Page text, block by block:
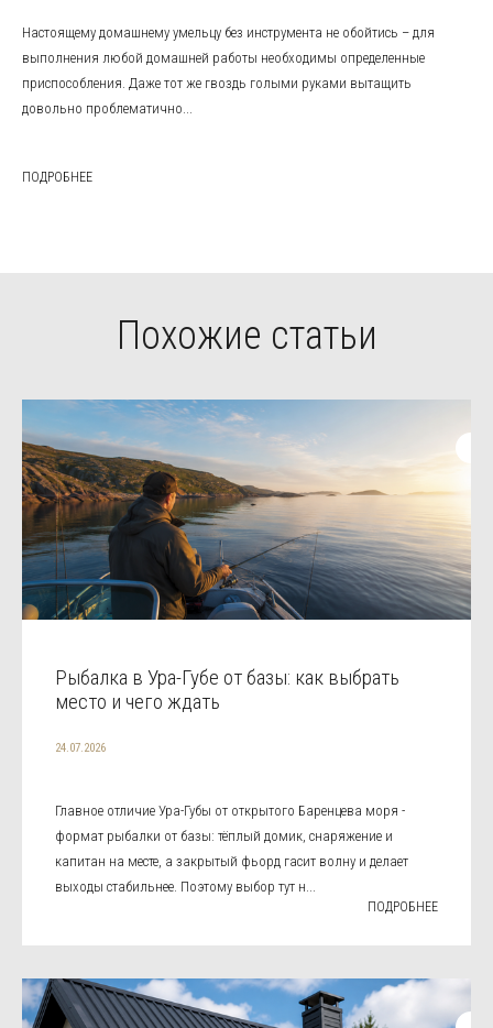
Настоящему домашнему умельцу без инструмента не обойтись – для
выполнения любой домашней работы необходимы определенные
приспособления. Даже тот же гвоздь голыми руками вытащить
довольно проблематично...
ПОДРОБНЕЕ
Похожие статьи
Рыбалка в Ура-Губе от базы: как выбрать
место и чего ждать
24.07.2026
Главное отличие Ура-Губы от открытого Баренцева моря -
формат рыбалки от базы: тёплый домик, снаряжение и
капитан на месте, а закрытый фьорд гасит волну и делает
выходы стабильнее. Поэтому выбор тут н...
ПОДРОБНЕЕ